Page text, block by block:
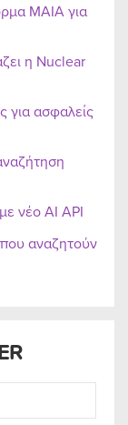
MAIA για
η Nuclear
για ασφαλείς
νέο AI API
αναζητούν